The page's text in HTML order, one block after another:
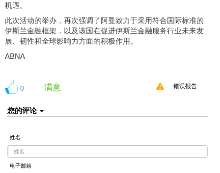
机遇。
此次活动的举办，再次强调了阿曼致力于采用符合国际标准的
伊斯兰金融框架，以及该国在促进伊斯兰金融服务行业未来发
展、韧性和全球影响力方面的积极作用。
ABNA
0 满意 错误报告
您的评论
姓名
电子邮箱